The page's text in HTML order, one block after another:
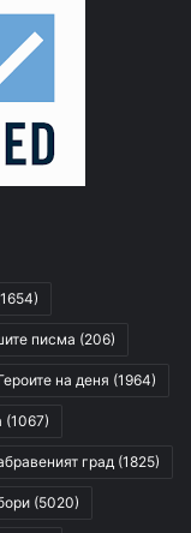
писма (206)
на деня (1964)
(1067)
град (1825)
(5020)